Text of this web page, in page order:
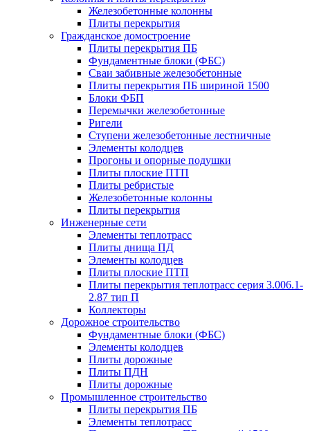
Железобетонные колонны
Плиты перекрытия
Гражданское домостроение
Плиты перекрытия ПБ
Фундаментные блоки (ФБС)
Сваи забивные железобетонные
Плиты перекрытия ПБ шириной 1500
Блоки ФБП
Перемычки железобетонные
Ригели
Ступени железобетонные лестничные
Элементы колодцев
Прогоны и опорные подушки
Плиты плоские ПТП
Плиты ребристые
Железобетонные колонны
Плиты перекрытия
Инженерные сети
Элементы теплотрасс
Плиты днища ПД
Элементы колодцев
Плиты плоские ПТП
Плиты перекрытия теплотрасс серия 3.006.1-
2.87 тип П
Коллекторы
Дорожное строительство
Фундаментные блоки (ФБС)
Элементы колодцев
Плиты дорожные
Плиты ПДН
Плиты дорожные
Промышленное строительство
Плиты перекрытия ПБ
Элементы теплотрасс